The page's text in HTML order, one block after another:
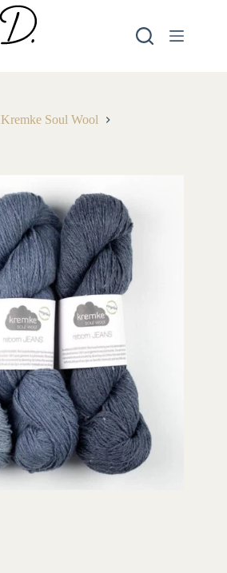
Kremke Soul Wool